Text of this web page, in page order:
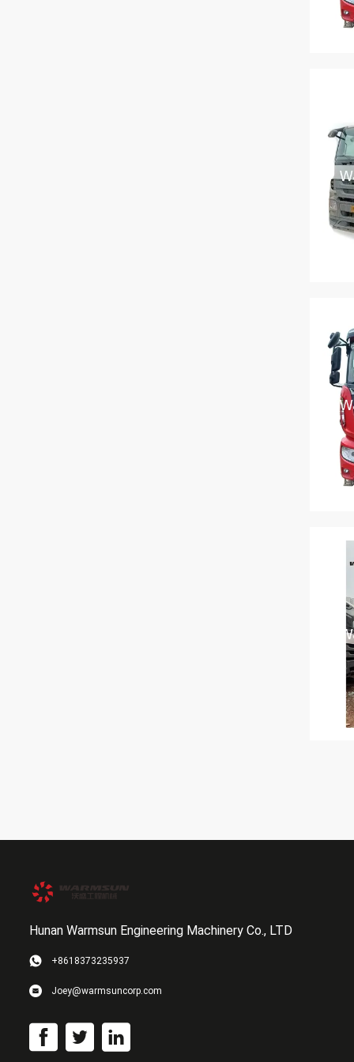
Hunan Warmsun Engineering Machinery Co., LTD
+8618373235937
Joey@warmsuncorp.com